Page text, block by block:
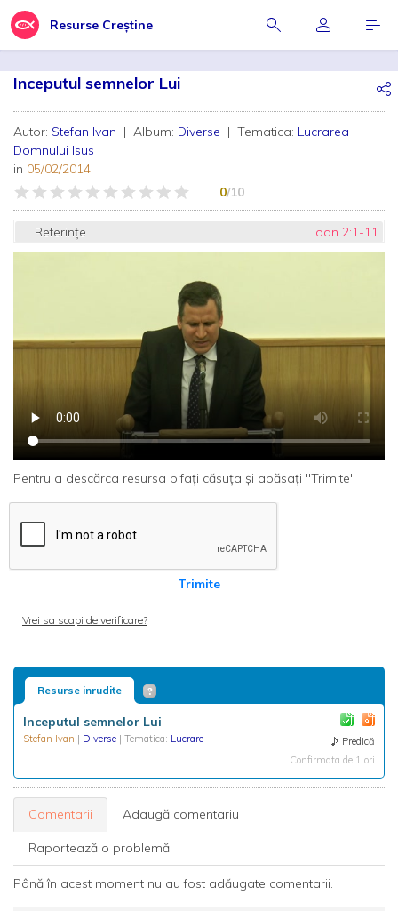
Resurse Creștine
Inceputul semnelor Lui
Autor: Stefan Ivan | Album: Diverse | Tematica: Lucrarea
Domnului Isus
in 05/02/2014
0/10
Referințe Ioan 2:1-11
Pentru a descărca resursa bifați căsuța și apăsați "Trimite"
Trimite
Vrei sa scapi de verificare?
Resurse inrudite
Inceputul semnelor Lui
Stefan Ivan | Diverse | Tematica: Lucrare
Predică
Confirmata de 1 ori
Comentarii Adaugă comentariu
Raportează o problemă
Până în acest moment nu au fost adăugate comentarii.